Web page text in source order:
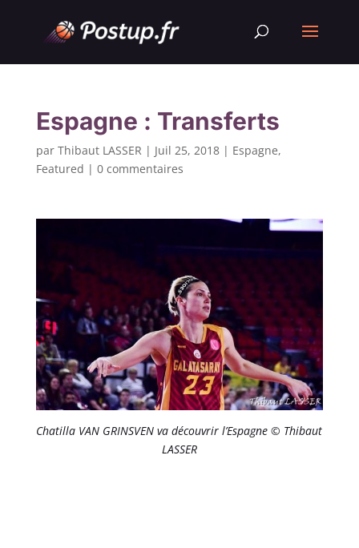
Espagne : Transferts
par Thibaut LASSER | Juil 25, 2018| Espagne,
Featured | 0 commentaires
Chatilla VAN GRINSVEN va découvrir l’Espagne © Thibaut
LASSER